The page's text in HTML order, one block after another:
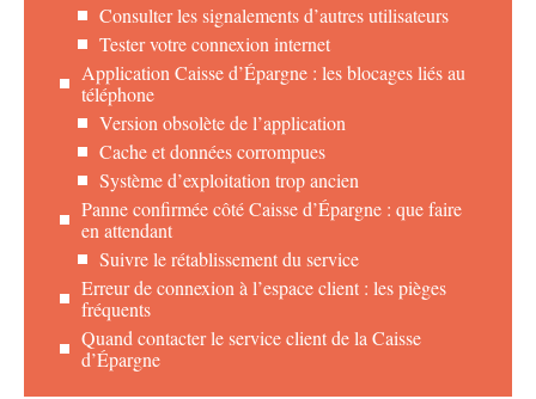
Consulter les signalements d’autres utilisateurs
Tester votre connexion internet
Application Caisse d’Épargne : les blocages liés au
téléphone
Version obsolète de l’application
Cache et données corrompues
Système d’exploitation trop ancien
Panne confirmée côté Caisse d’Épargne : que faire
en attendant
Suivre le rétablissement du service
Erreur de connexion à l’espace client : les pièges
fréquents
Quand contacter le service client de la Caisse
d’Épargne